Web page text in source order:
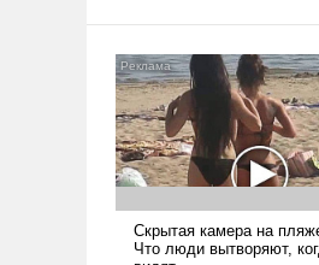
уязвимости США,
Китаем.